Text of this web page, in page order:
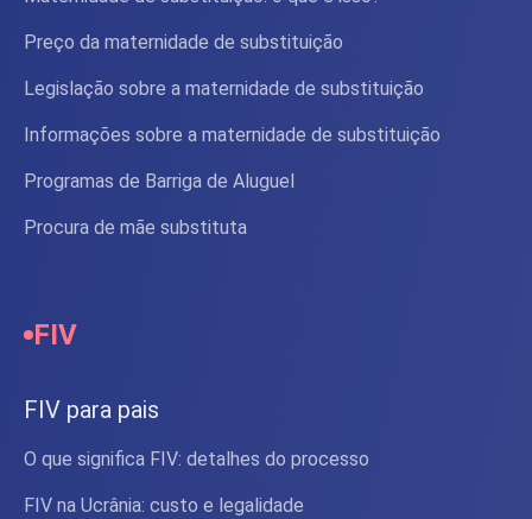
Preço da maternidade de substituição
Legislação sobre a maternidade de substituição
Informações sobre a maternidade de substituição
Programas de Barriga de Aluguel
Procura de mãe substituta
FIV
FIV para pais
O que significa FIV: detalhes do processo
FIV na Ucrânia: custo e legalidade